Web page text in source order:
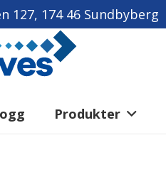
127, 174 46 Sundbyberg
Produkter